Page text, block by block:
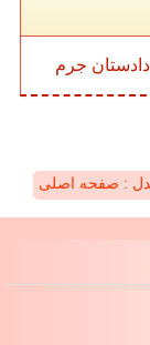
دادستان جرم
: صفحه اصلی